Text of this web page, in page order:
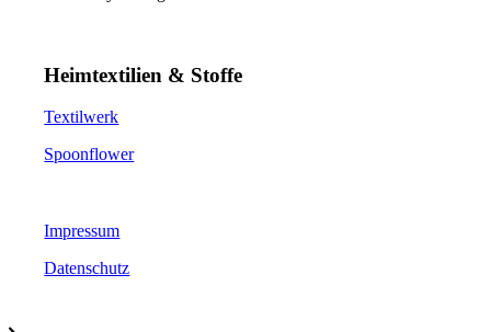
Heimtextilien & Stoffe
Textilwerk
Spoonflower
Impressum
Datenschutz